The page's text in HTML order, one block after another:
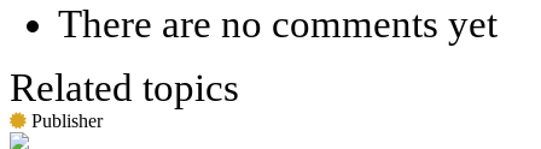
There are no comments yet
Related topics
Publisher